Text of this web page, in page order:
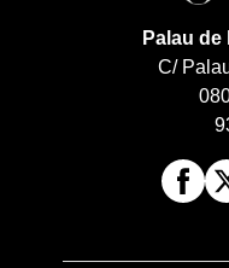
Palau de
C/